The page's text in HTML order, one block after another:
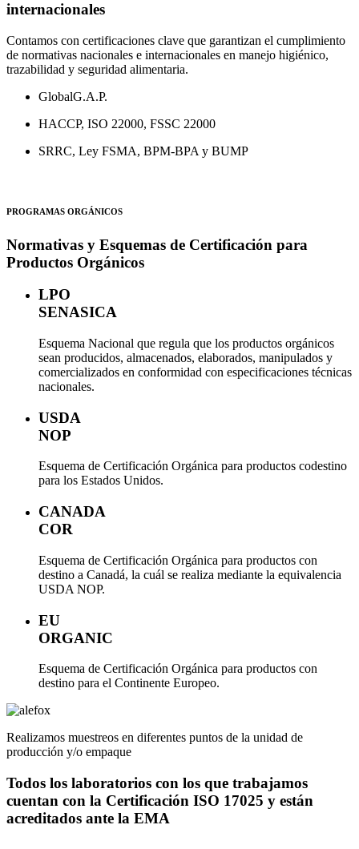
internacionales
Contamos con certificaciones clave que garantizan el cumplimiento
de normativas nacionales e internacionales en manejo higiénico,
trazabilidad y seguridad alimentaria.
GlobalG.A.P.
HACCP, ISO 22000, FSSC 22000
SRRC, Ley FSMA, BPM-BPA y BUMP
PROGRAMAS ORGÁNICOS
Normativas y Esquemas de Certificación para
Productos Orgánicos
LPO
SENASICA
Esquema Nacional que regula que los productos orgánicos
sean producidos, almacenados, elaborados, manipulados y
comercializados en conformidad con especificaciones técnicas
nacionales.
USDA
NOP
Esquema de Certificación Orgánica para productos codestino
para los Estados Unidos.
CANADA
COR
Esquema de Certificación Orgánica para productos con
destino a Canadá, la cuál se realiza mediante la equivalencia
USDA NOP.
EU
ORGANIC
Esquema de Certificación Orgánica para productos con
destino para el Continente Europeo.
Realizamos muestreos en diferentes puntos de la unidad de
producción y/o empaque
Todos los laboratorios con los que trabajamos
cuentan con la Certificación ISO 17025 y están
acreditados ante la EMA